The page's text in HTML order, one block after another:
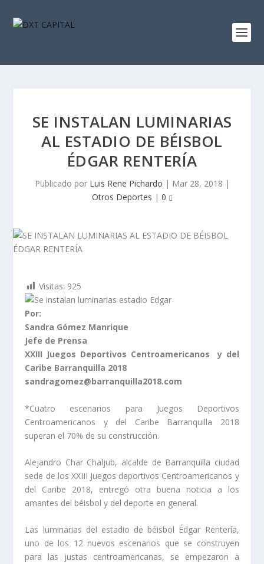
SE INSTALAN LUMINARIAS
AL ESTADIO DE BÉISBOL
ÉDGAR RENTERÍA
Publicado por Luis Rene Pichardo | Mar 28, 2018 |
Otros Deportes | 0
Visitas: 925
Por:
Sandra Gómez Manrique
Jefe de Prensa
XXIII Juegos Deportivos Centroamericanos y del
Caribe Barranquilla 2018
sandragomez@barranquilla2018.com
*Cuatro escenarios para Juegos Deportivos
Centroamericanos y del Caribe Barranquilla 2018
superan el 70% de su construcción.
Alejandro Char Chaljub, alcalde de Barranquilla ciudad
sede de los XXIII Juegos deportivos Centroamericanos y
del Caribe 2018, entregó otra buena noticia a los
amantes del béisbol y del deporte en general.
Las luminarias del estadio de béisbol Édgar Rentería,
uno de los 12 nuevos escenarios que se construyen
para las justas centroamericanas, se empezaron a